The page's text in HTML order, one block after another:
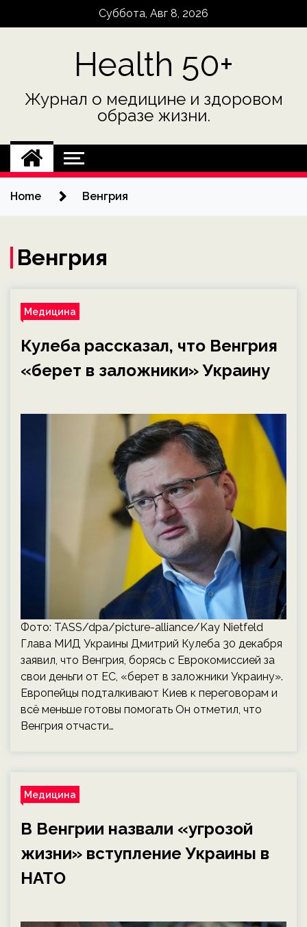
Суббота, Авг 8, 2026
Health 50+
Журнал о медицине и здоровом
образе жизни.
Home Венгрия
Венгрия
Медицина
Кулеба рассказал, что Венгрия
«берет в заложники» Украину
Фото: TASS/dpa/picture-alliance/Kay Nietfeld
Глава МИД Украины Дмитрий Кулеба 30 декабря
заявил, что Венгрия, борясь с Еврокомиссией за
свои деньги от ЕС, «берет в заложники Украину».
Европейцы подталкивают Киев к переговорам и
всё меньше готовы помогать Он отметил, что
Венгрия отчасти…
Медицина
В Венгрии назвали «угрозой
жизни» вступление Украины в
НАТО